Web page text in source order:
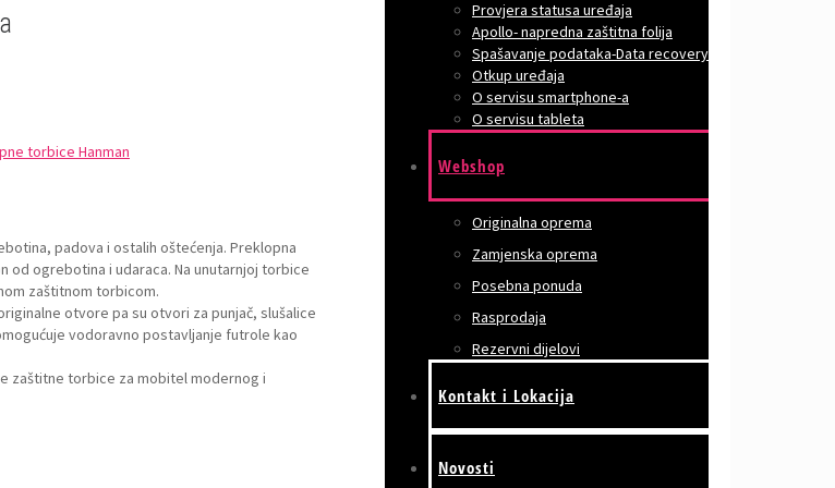
Provjera statusa uređaja
Apollo- napredna zaštitna folija
Spašavanje podataka-Data recovery
Otkup uređaja
O servisu smartphone-a
O servisu tableta
Webshop
Originalna oprema
Zamjenska oprema
Posebna ponuda
Rasprodaja
Rezervni dijelovi
Kontakt i Lokacija
Novosti
torbice Hanman
padova i ostalih oštećenja. Preklopna
od ogrebotina i udaraca. Na unutarnjoj torbice
zaštitnom torbicom.
otvore pa su otvori za punjač, slušalice
vodoravno postavljanje futrole kao
zaštitne torbice za mobitel modernog i